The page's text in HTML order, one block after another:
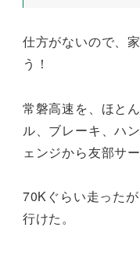
仕方がないので、
う！
常磐高速を、ほと
ル、ブレーキ、ハ
ェンジから友部サ
70Kぐらい走った
行けた。